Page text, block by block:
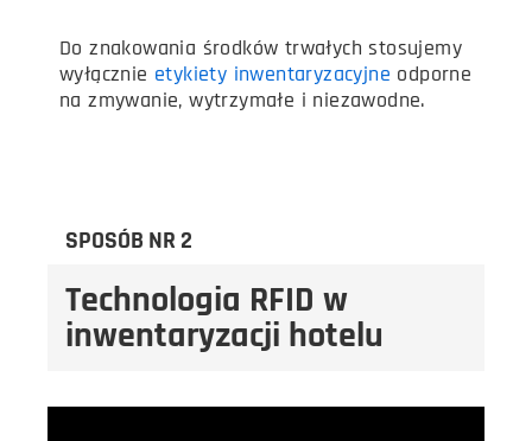
Do znakowania środków trwałych stosujemy
wyłącznie etykiety inwentaryzacyjne odporne
na zmywanie, wytrzymałe i niezawodne.
SPOSÓB NR 2
Technologia RFID w
inwentaryzacji hotelu